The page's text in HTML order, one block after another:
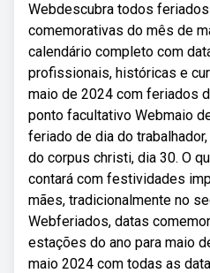
Webdescubra todos
comemorativas do mês de
calendário completo com
profissionais, históricas e
maio de 2024 com feriados
ponto facultativo Webmaio
feriado de dia do
do corpus christi, dia 30. O
contará com festividades
mães, tradicionalmente no
Webferiados, datas
estações do ano para maio
maio 2024 com todas as